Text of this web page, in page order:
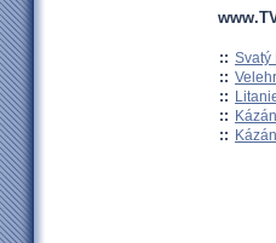
:: Svatý
::
::
::
::